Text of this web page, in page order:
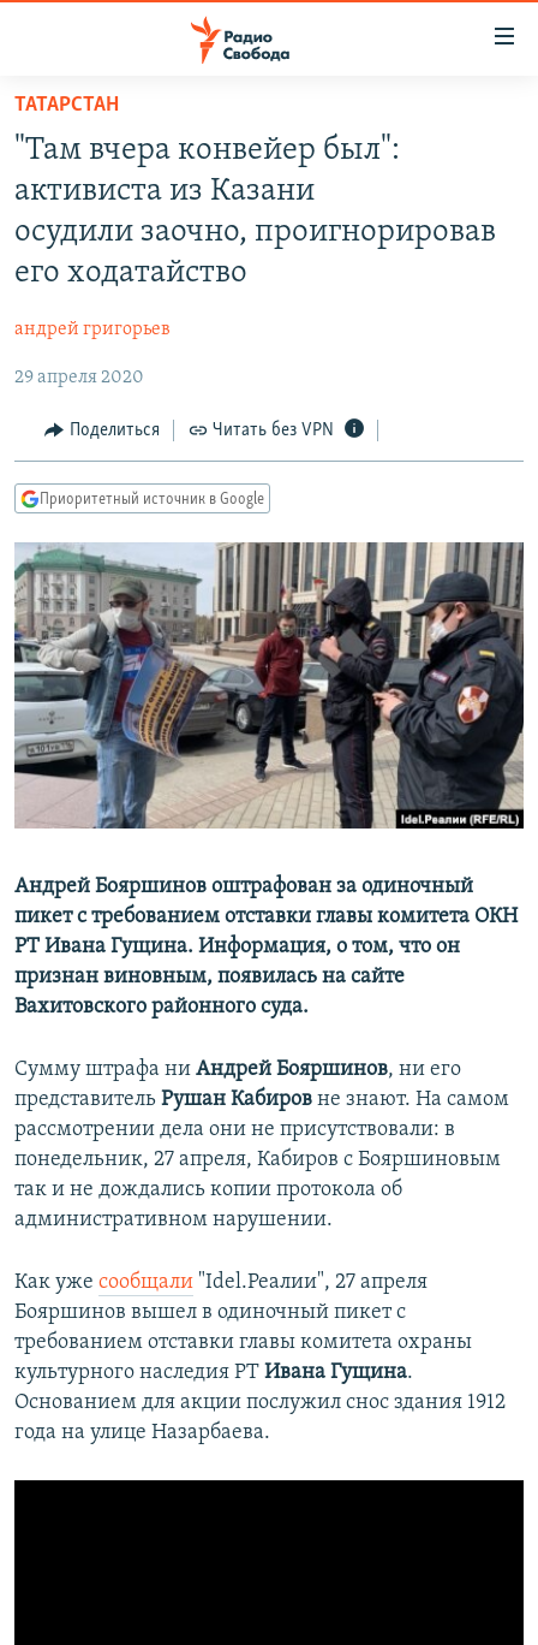
упрощенного
доступа
основному
содержанию
навигации
Вернутся
поиску
ПРОГРАММЫ
ЦИТАТЫ СВОБОДЫ
КУЛЬТУРА
IDEL.РЕАЛИИ
КАВКАЗ.РЕАЛИИ
СИБИРЬ.РЕАЛИИ
РАСПИСАНИЕ ВЕЩАНИЯ
ПОДПИШИТЕСЬ НА РАССЫЛКУ
СОЦИАЛЬНЫЕ СЕТИ
Все сайты РСЕ/РС
ТАТАРСТАН
"Там вчера конвейер был":
активиста из Казани
осудили заочно, проигнорировав
его ходатайство
андрей григорьев
29 апреля 2020
Поделиться Читать без VPN
Приоритетный источник в Google
Андрей Бояршинов оштрафован за одиночный
пикет с требованием отставки главы комитета ОКН
РТ Ивана Гущина. Информация, о том, что он
признан виновным, появилась на сайте
Вахитовского районного суда.
Сумму штрафа ни Андрей Бояршинов, ни его
представитель Рушан Кабиров не знают. На самом
рассмотрении дела они не присутствовали: в
понедельник, 27 апреля, Кабиров с Бояршиновым
так и не дождались копии протокола об
административном нарушении.
Как уже сообщали "Idel.Реалии", 27 апреля
Бояршинов вышел в одиночный пикет с
требованием отставки главы комитета охраны
культурного наследия РТ Ивана Гущина.
Основанием для акции послужил снос здания 1912
года на улице Назарбаева.